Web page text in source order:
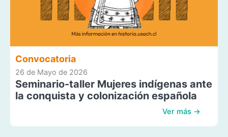
Convocatoria
26 de Mayo de 2026
Seminario-taller Mujeres indígenas ante
la conquista y colonización española
Ver más →